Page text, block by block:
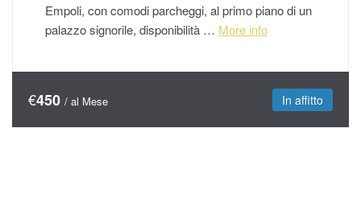
Empoli, con comodi parcheggi, al primo piano di un
palazzo signorile, disponibilità … More info
€450 / al Mese In affitto